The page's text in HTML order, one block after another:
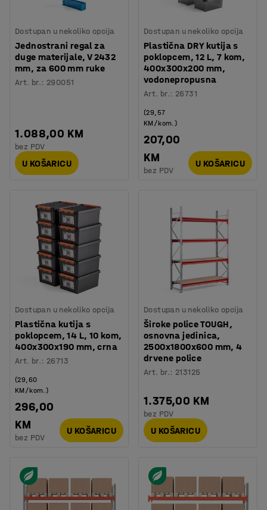
Dostupan u nekoliko opcija
Jednostrani regal za
duge materijale, V 2432
mm, za 600 mm ruke
Art. br.: 290051
1.088,00 KM
bez PDV
U KOŠARICU
Dostupan u nekoliko opcija
Plastična DRY kutija s
poklopcem, 12 L, 7 kom,
400x300x200 mm,
vodonepropusna
Art. br.: 26731
207,00
KM
(29,57
KM/kom.)
bez PDV
U KOŠARICU
Dostupan u nekoliko opcija
Plastična kutija s
poklopcem, 14 L, 10 kom,
400x300x190 mm, crna
Art. br.: 26713
296,00
KM
(29,60
KM/kom.)
bez PDV
U KOŠARICU
Dostupan u nekoliko opcija
Široke police TOUGH,
osnovna jedinica,
2500x1800x600 mm, 4
drvene police
Art. br.: 213125
1.375,00 KM
bez PDV
U KOŠARICU